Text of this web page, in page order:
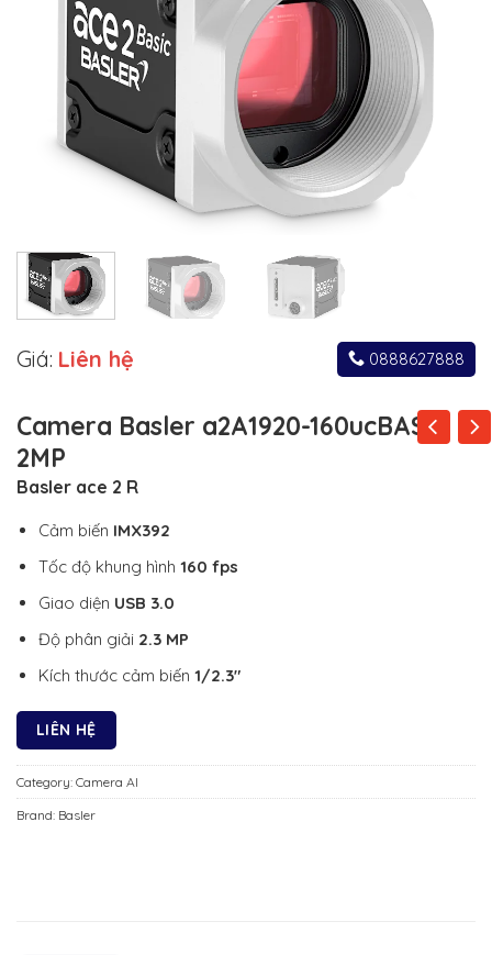
Giá: Liên hệ 0888627888
Camera Basler a2A1920-160ucBAS
2MP
Basler ace 2 R
Cảm biến IMX392
Tốc độ khung hình 160 fps
Giao diện USB 3.0
Độ phân giải 2.3 MP
Kích thước cảm biến 1/2.3″
LIÊN HỆ
Category: Camera AI
Brand: Basler